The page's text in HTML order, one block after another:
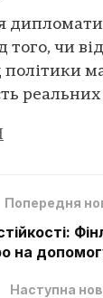
того, чи
реальних
Попередня
на
Наступна